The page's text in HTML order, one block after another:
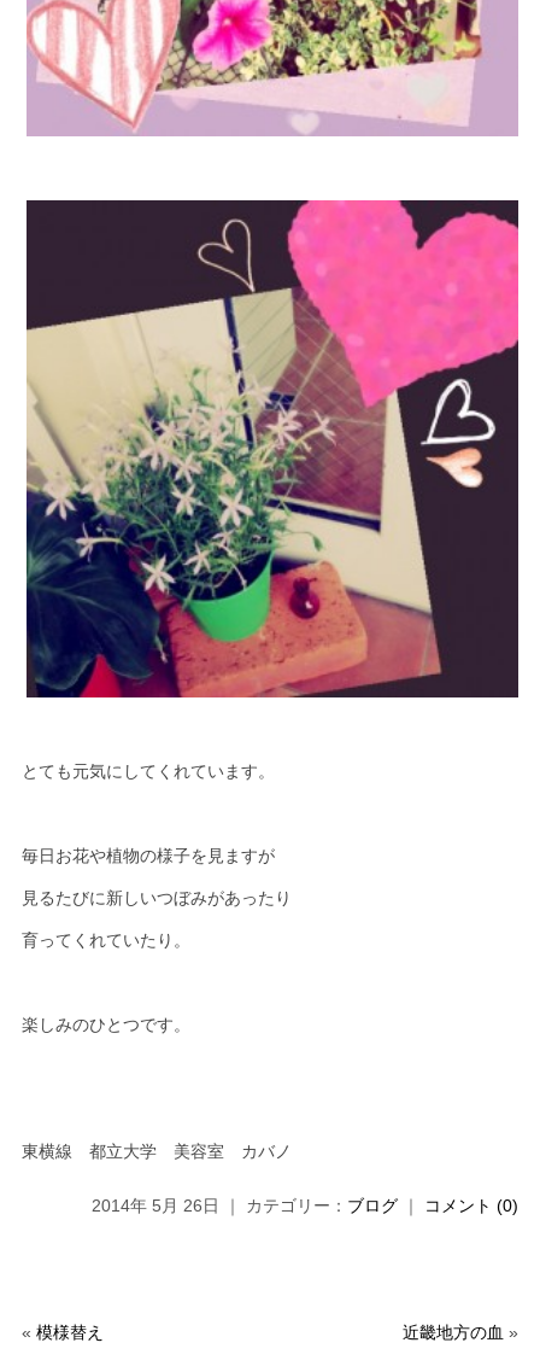
とても元気にしてくれています。
毎日お花や植物の様子を見ますが
見るたびに新しいつぼみがあったり
育ってくれていたり。
楽しみのひとつです。
東横線 都立大学 美容室 カバノ
2014年 5月 26日 ｜ カテゴリー： ブログ ｜ コメント (0)
« 模様替え 近畿地方の血 »